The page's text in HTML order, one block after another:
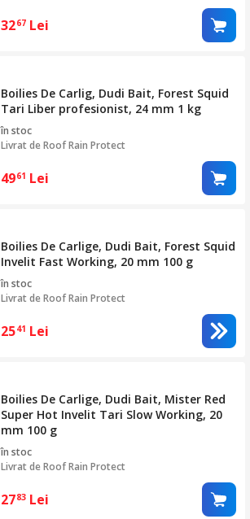
3267 Lei
Boilies De Carlig, Dudi Bait, Forest Squid
Tari Liber profesionist, 24 mm 1 kg
în stoc
Livrat deRoof Rain Protect
4961 Lei
Boilies De Carlige, Dudi Bait, Forest Squid
Invelit Fast Working, 20 mm 100 g
în stoc
Livrat deRoof Rain Protect
2541 Lei
Boilies De Carlige, Dudi Bait, Mister Red
Super Hot Invelit Tari Slow Working, 20
mm 100 g
în stoc
Livrat deRoof Rain Protect
2783 Lei